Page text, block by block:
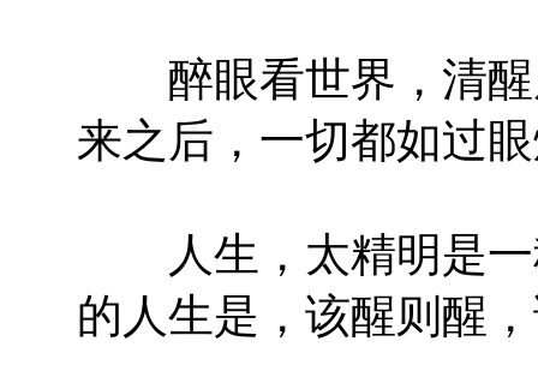
醉眼看世界，清醒
来之后，一切都如过
人生，太精明是一
的人生是，该醒则醒